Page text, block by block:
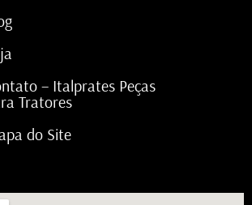
– Italprates Peças
Tratores
do Site